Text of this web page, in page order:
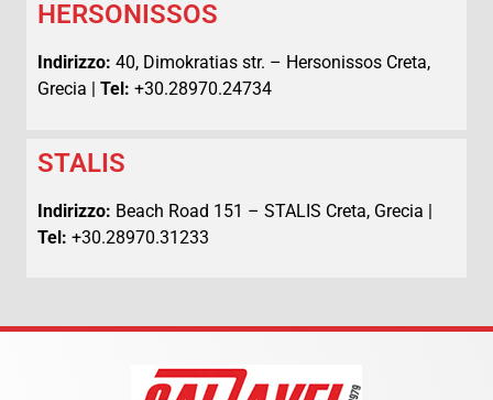
HERSONISSOS
Indirizzo: 40, Dimokratias str. – Hersonissos Creta,
Grecia | Tel: +30.28970.24734
STALIS
Indirizzo: Beach Road 151 – STALIS Creta, Grecia |
Tel: +30.28970.31233